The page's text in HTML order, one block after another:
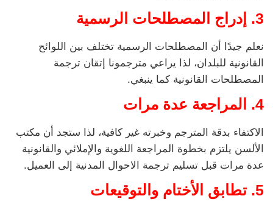
3. إدراج المصطلحات الرسمية
نعلم جيدًا أن المصطلحات الرسمية تختلف بين اللوائح
القانونية للبلدان، لذا يراعي مترجمونا إتقان ترجمة
المصطلحات القانونية كما ينبغي.
4. المراجعة عدة مرات
الاكتفاء بدقة المترجم وخبرته غير كافية، لذا ستجد أن مكتب
الألسن يلتزم بخطوة المراجعة اللغوية والإملائي والقانونية
عدة مرات قبل تسليم ترجمة الاحوال المدنية إلى العميل.
5. تطابق الأختام والتوقيعات